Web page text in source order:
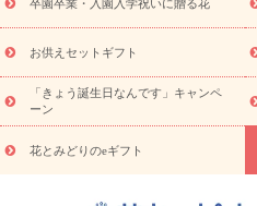
キューピットのeGfit
カラー
ド
お花の種類
お祝い お祝い・3000円～
5000円～
お祝い・7000円～
悔やみ
円～
お供え・お悔やみ・
卒園卒業・入園入学祝いに贈る花
お供えセットギフト
「きょう誕生日なんです」キャンペ
ーン
花とみどりのeギフト